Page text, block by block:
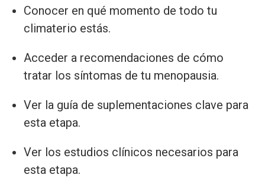
Conocer en qué momento de todo tu
climaterio estás.
Acceder a recomendaciones de cómo
tratar los síntomas de tu menopausia.
Ver la guía de suplementaciones clave para
esta etapa.
Ver los estudios clínicos necesarios para
esta etapa.